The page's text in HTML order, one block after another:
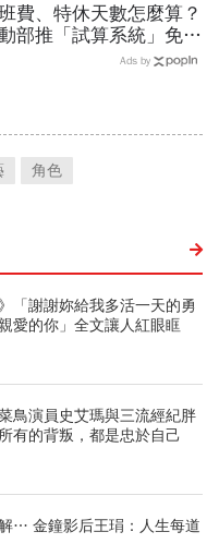
費、特休天數怎麼算？
部推「試算系統」免代
式一鍵就能算，連勞退、
Ads by
角色
「謝謝妳給我多活一天的勇
愛的你」全文讓人紅眼眶
鳥演員史艾瑪與三流經紀胖
有的背叛，都是忠於自己
… 金鐘影后王琄：人生每道